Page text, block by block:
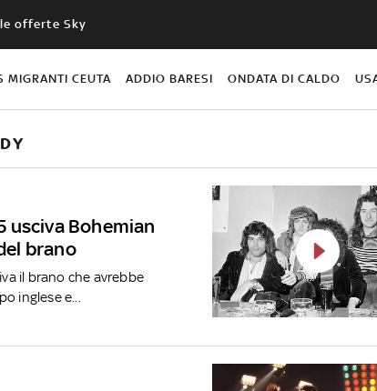
offerte Sky
MIGRANTI CEUTA ADDIO BARESI ONDATA DI CALDO
usciva Bohemian
brano
il brano che avrebbe
inglese e...